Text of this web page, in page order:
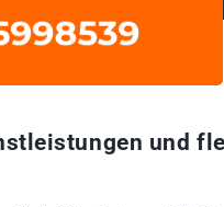
und